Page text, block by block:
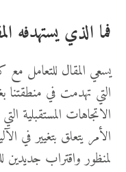
فما الذي يستهدفه
يسعي المقال للتعامل
التي تهدمت في منطقتنا
الاتجاهات المستقبلية
الأمر يتعلق بتغيير في
لمنظور واقتراب جديدين